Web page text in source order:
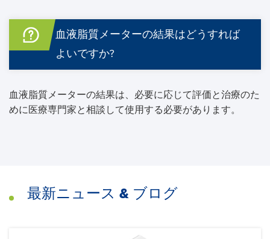
血液脂質メーターの結果はどうすれば
よいですか?
血液脂質メーターの結果は、必要に応じて評価と治療のた
めに医療専門家と相談して使用する必要があります。
最新ニュース & ブログ